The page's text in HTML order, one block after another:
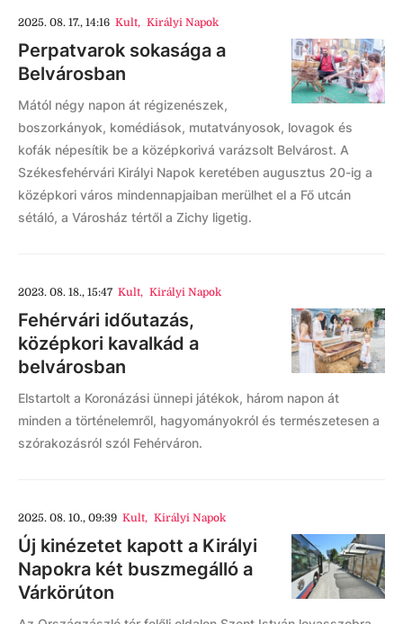
2025. 08. 17., 14:16 Kult, Királyi Napok
Perpatvarok sokasága a
Belvárosban
Mától négy napon át régizenészek,
boszorkányok, komédiások, mutatványosok, lovagok és
kofák népesítik be a középkorivá varázsolt Belvárost. A
Székesfehérvári Királyi Napok keretében augusztus 20-ig a
középkori város mindennapjaiban merülhet el a Fő utcán
sétáló, a Városház tértől a Zichy ligetig.
2023. 08. 18., 15:47 Kult, Királyi Napok
Fehérvári időutazás,
középkori kavalkád a
belvárosban
Elstartolt a Koronázási ünnepi játékok, három napon át
minden a történelemről, hagyományokról és természetesen a
szórakozásról szól Fehérváron.
2025. 08. 10., 09:39 Kult, Királyi Napok
Új kinézetet kapott a Királyi
Napokra két buszmegálló a
Várkörúton